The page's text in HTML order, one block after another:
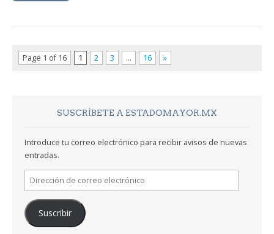
Page 1 of 16 1 2 3 … 16 »
SUSCRÍBETE A ESTADOMAYOR.MX
Introduce tu correo electrónico para recibir avisos de nuevas
entradas.
Dirección
de
correo
electrónico
Suscribir